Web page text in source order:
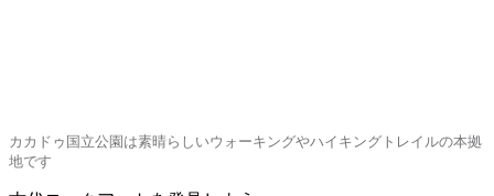
カカドゥ国立公園は素晴らしいウォーキングやハイキングトレイルの本拠
地です